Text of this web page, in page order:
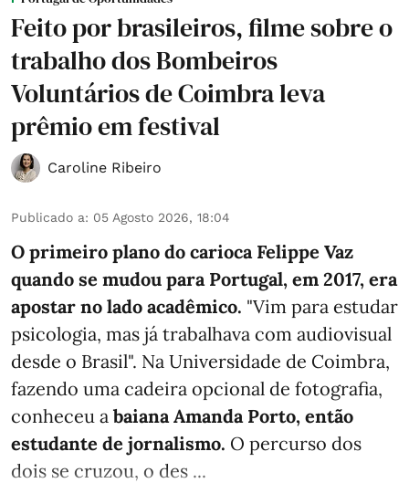
Feito por brasileiros, filme sobre o
trabalho dos Bombeiros
Voluntários de Coimbra leva
prêmio em festival
Caroline Ribeiro
Publicado a: 05 Agosto 2026, 18:04
O primeiro plano do carioca Felippe Vaz
quando se mudou para Portugal, em 2017, era
apostar no lado acadêmico. "Vim para estudar
psicologia, mas já trabalhava com audiovisual
desde o Brasil". Na Universidade de Coimbra,
fazendo uma cadeira opcional de fotografia,
conheceu a baiana Amanda Porto, então
estudante de jornalismo. O percurso dos
dois se cruzou, o des ...